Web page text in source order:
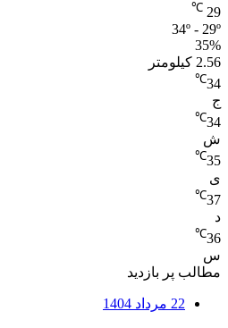
29
℃
34º - 29º
35%
2.56 کیلومتر
34
℃
ج
34
℃
ش
35
℃
ی
37
℃
د
36
℃
س
مطالب پر بازدید
22 مرداد 1404